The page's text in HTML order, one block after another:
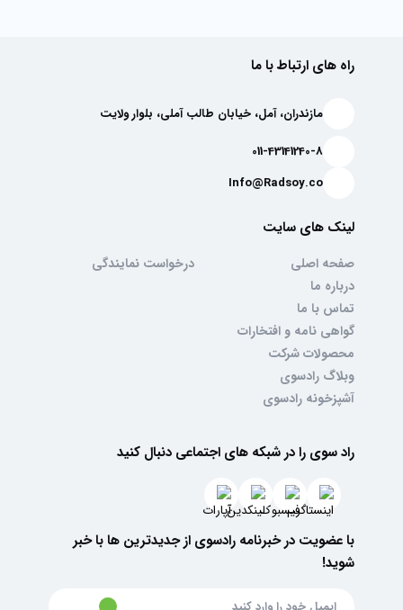
راه های ارتباط با ما
مازندران، آمل، خیابان طالب آملی، بلوار ولایت
011-43141240-8
Info@Radsoy.co
لینک های سایت
صفحه اصلی
درباره ما
تماس با ما
گواهی نامه و افتخارات
محصولات شرکت
وبلاگ رادسوی
آشپزخونه رادسوی
درخواست نمایندگی
راد سوی را در شبکه های اجتماعی دنبال کنید
با عضویت در خبرنامه رادسوی از جدیدترین ها با خبر
شوید!